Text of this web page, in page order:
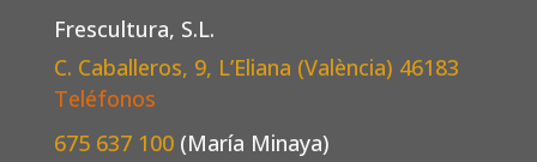
Frescultura, S.L.
C. Caballeros, 9, L’Eliana (València) 46183
Teléfonos
675 637 100 (María Minaya)